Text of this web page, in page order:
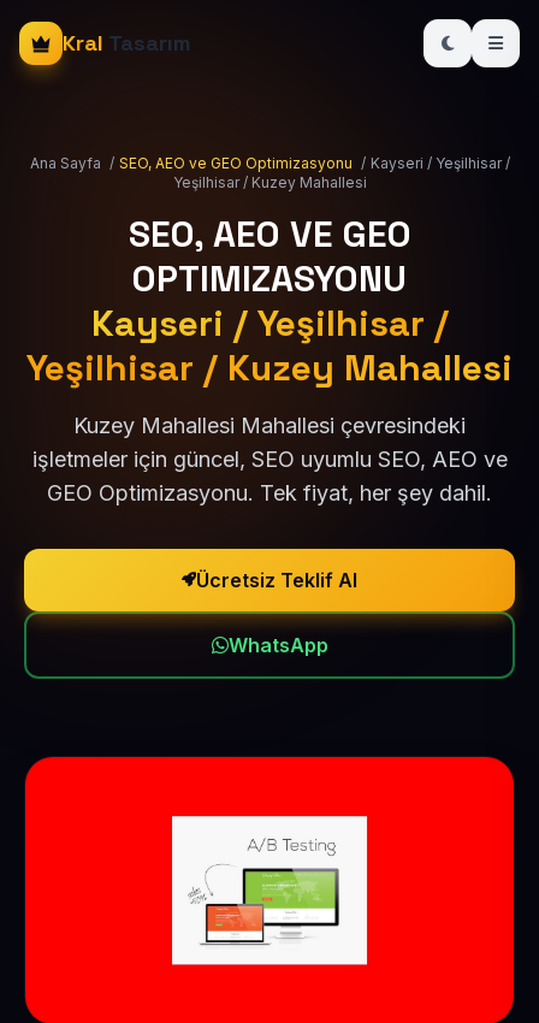
Kral Tasarım
Ana Sayfa / SEO, AEO ve GEO Optimizasyonu / Kayseri / Yeşilhisar /
Yeşilhisar / Kuzey Mahallesi
SEO, AEO VE GEO
OPTIMIZASYONU
Kayseri / Yeşilhisar /
Yeşilhisar / Kuzey Mahallesi
Kuzey Mahallesi Mahallesi çevresindeki
işletmeler için güncel, SEO uyumlu SEO, AEO ve
GEO Optimizasyonu. Tek fiyat, her şey dahil.
Ücretsiz Teklif Al
WhatsApp